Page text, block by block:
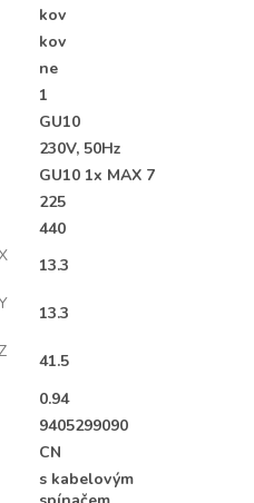
kov
kov
ne
1
GU10
230V, 50Hz
GU10 1x MAX 7
225
440
13.3
13.3
41.5
0.94
9405299090
CN
s kabelovým